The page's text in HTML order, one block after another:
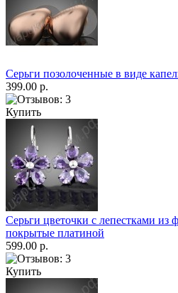
Серьги позолоченные в виде
399.00 р.
Купить
Серьги цветочки с лепестками из
покрытые платиной
599.00 р.
Купить